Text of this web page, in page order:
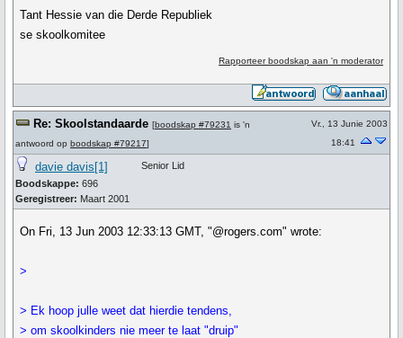
Tant Hessie van die Derde Republiek
se skoolkomitee
Rapporteer boodskap aan 'n moderator
Re: Skoolstandaarde [boodskap #79231 is 'n
antwoord op boodskap #79217]
Vr., 13 Junie 2003
18:41
davie davis[1]
Boodskappe: 696
Geregistreer: Maart 2001
Senior Lid
On Fri, 13 Jun 2003 12:33:13 GMT, "@rogers.com" wrote:
>
> Ek hoop julle weet dat hierdie tendens,
> om skoolkinders nie meer te laat "druip"